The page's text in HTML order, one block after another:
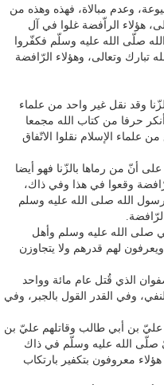
وعدم مبالاة، فهذه وهذه من
هؤلاء الراّفضة غلوا في آل
صلّى الله عليه وسلّم فكفّروا
تبارك وتعالى، وهؤلاء الرّافضة
وقد نقل غير واحد من علماء
حرفا من كتاب الله مجمعا
علماء الإسلام نقلوا الاتّفاق
أنّ من رماها بالزّنا فهو أيضا
وقعوا في هذا وفي ذاك،
الله صلى الله عليه وسلم
صلى الله عليه وسلم وأهل
لهم قدرهم ولا يتجاوزن
الذي قُتل عام مائة وواحد
وفي القدر القول بالجبر، وفي
بن أبي طالب وقاتلهم عليّ بن
صلّى الله عليه وسلّم في ذاك
معروفون بتكفير بارتكاب